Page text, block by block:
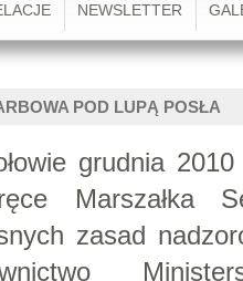
NEWSLETTER
POD LUPĄ POSŁA
grudnia 2010
Marszałka
zasad